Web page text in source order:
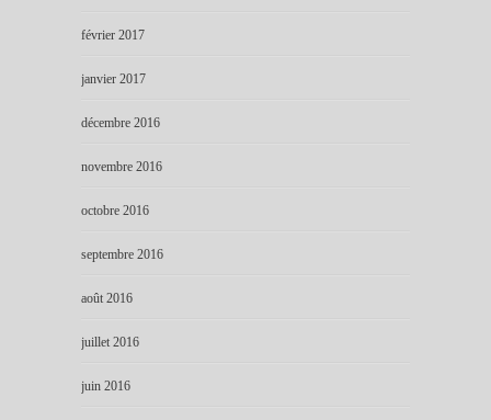
février 2017
janvier 2017
décembre 2016
novembre 2016
octobre 2016
septembre 2016
août 2016
juillet 2016
juin 2016